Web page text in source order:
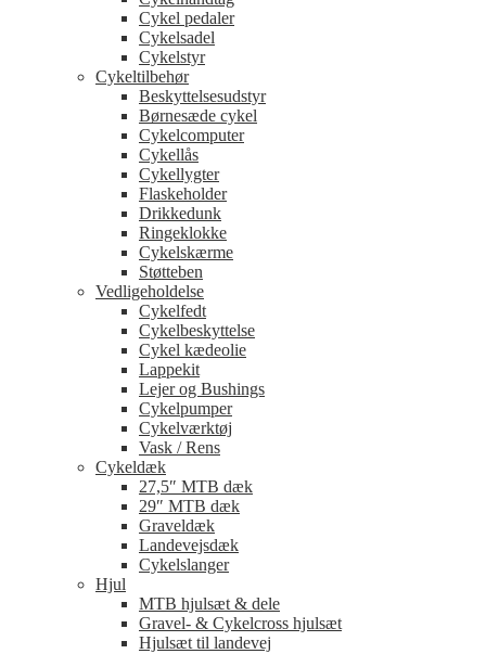
Cykel pedaler
Cykelsadel
Cykelstyr
Cykeltilbehør
Beskyttelsesudstyr
Børnesæde cykel
Cykelcomputer
Cykellås
Cykellygter
Flaskeholder
Drikkedunk
Ringeklokke
Cykelskærme
Støtteben
Vedligeholdelse
Cykelfedt
Cykelbeskyttelse
Cykel kædeolie
Lappekit
Lejer og Bushings
Cykelpumper
Cykelværktøj
Vask / Rens
Cykeldæk
27,5″ MTB dæk
29″ MTB dæk
Graveldæk
Landevejsdæk
Cykelslanger
Hjul
MTB hjulsæt & dele
Gravel- & Cykelcross hjulsæt
Hjulsæt til landevej